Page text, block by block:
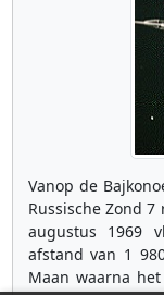
Vanop de
Russische Zond
augustus 1969
afstand van 1
Maan waarna